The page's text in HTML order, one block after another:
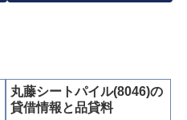
丸藤シートパイル(8046)の
貸借情報と品貸料